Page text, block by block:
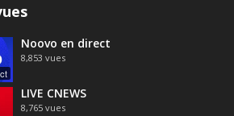
Noovo en direct
8,853 vues
LIVE CNEWS
8,765 vues